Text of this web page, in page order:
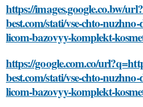
https://images.google.co.bw/
best.com/stati/vse-chto-
licom-bazovyy-komplekt-
https://google.com.co/
best.com/stati/vse-chto-
licom-bazovyy-komplekt-